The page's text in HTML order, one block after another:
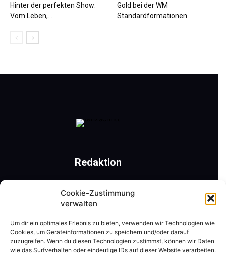
Cookie-Zustimmung
verwalten
Um dir ein optimales Erlebnis zu bieten, verwenden wir Technologien wie
Cookies, um Geräteinformationen zu speichern und/oder darauf
zuzugreifen. Wenn du diesen Technologien zustimmst, können wir Daten
wie das Surfverhalten oder eindeutige IDs auf dieser Website verarbeiten.
Hinter der perfekten Show:
Vom Leben,...
Gold bei der WM
Standardformationen
Redaktion
Mobil: +43 650 31 22 477 | Tel.: +43 4229 40 261
Kontaktieren Sie uns: redaktion@tanzschritt.at